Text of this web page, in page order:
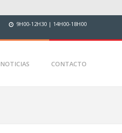
9H00-12H30 | 14H00-18H00
NOTICIAS CONTACTO